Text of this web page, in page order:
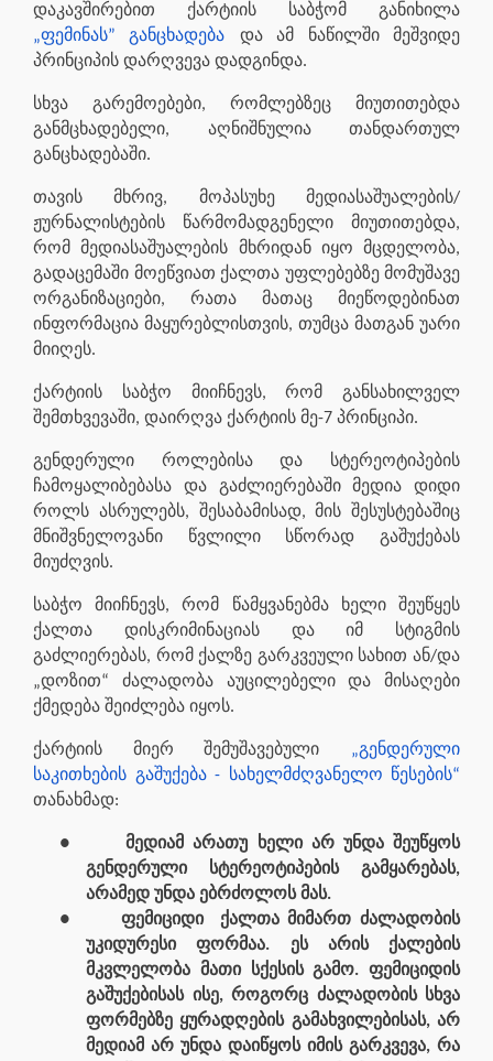
დაკავშირებით ქარტიის საბჭომ განიხილა
„ფემინას” განცხადება
და ამ ნაწილში მეშვიდე
პრინციპის დარღვევა დადგინდა.
სხვა გარემოებები, რომლებზეც მიუთითებდა
განმცხადებელი, აღნიშნულია თანდართულ
განცხადებაში.
თავის მხრივ, მოპასუხე მედიასაშუალების/
ჟურნალისტების წარმომადგენელი მიუთითებდა,
რომ მედიასაშუალების მხრიდან იყო მცდელობა,
გადაცემაში მოეწვიათ ქალთა უფლებებზე მომუშავე
ორგანიზაციები, რათა მათაც მიეწოდებინათ
ინფორმაცია მაყურებლისთვის, თუმცა მათგან უარი
მიიღეს.
ქარტიის საბჭო მიიჩნევს, რომ განსახილველ
შემთხვევაში, დაირღვა ქარტიის მე-7 პრინციპი.
გენდერული როლებისა და სტერეოტიპების
ჩამოყალიბებასა და გაძლიერებაში მედია დიდი
როლს ასრულებს, შესაბამისად, მის შესუსტებაშიც
მნიშვნელოვანი წვლილი სწორად გაშუქებას
მიუძღვის.
საბჭო მიიჩნევს, რომ წამყვანებმა ხელი შეუწყეს
ქალთა დისკრიმინაციას და იმ სტიგმის
გაძლიერებას, რომ ქალზე გარკვეული სახით ან/და
„დოზით“ ძალადობა აუცილებელი და მისაღები
ქმედება შეიძლება იყოს.
ქარტიის მიერ შემუშავებული
„გენდერული
საკითხების გაშუქება - სახელმძღვანელო წესების“
თანახმად:
●
მედიამ არათუ ხელი არ უნდა შეუწყოს
გენდერული სტერეოტიპების გამყარებას,
არამედ უნდა ებრძოლოს მას.
●
ფემიციდი ქალთა მიმართ ძალადობის
უკიდურესი ფორმაა. ეს არის ქალების
მკვლელობა მათი სქესის გამო. ფემიციდის
გაშუქებისას ისე, როგორც ძალადობის სხვა
ფორმებზე ყურადღების გამახვილებისას, არ
მედიამ არ უნდა დაიწყოს იმის გარკვევა, რა